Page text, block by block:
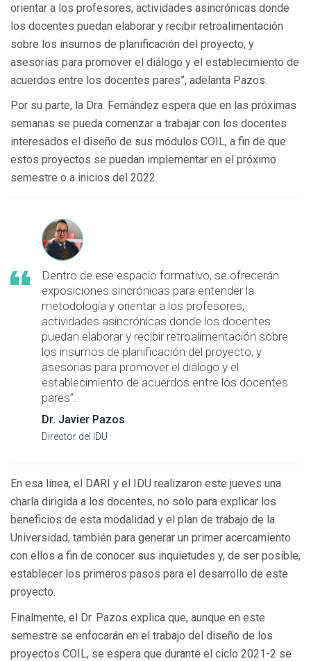
orientar a los profesores, actividades asincrónicas donde
los docentes puedan elaborar y recibir retroalimentación
sobre los insumos de planificación del proyecto, y
asesorías para promover el diálogo y el establecimiento de
acuerdos entre los docentes pares”, adelanta Pazos.
Por su parte, la Dra. Fernández espera que en las próximas
semanas se pueda comenzar a trabajar con los docentes
interesados el diseño de sus módulos COIL, a fin de que
estos proyectos se puedan implementar en el próximo
semestre o a inicios del 2022.
Dentro de ese espacio formativo, se ofrecerán
exposiciones sincrónicas para entender la
metodología y orientar a los profesores,
actividades asincrónicas donde los docentes
puedan elaborar y recibir retroalimentación sobre
los insumos de planificación del proyecto, y
asesorías para promover el diálogo y el
establecimiento de acuerdos entre los docentes
pares”.
Dr. Javier Pazos
Director del IDU
En esa línea, el DARI y el IDU realizaron este jueves una
charla dirigida a los docentes, no solo para explicar los
beneficios de esta modalidad y el plan de trabajo de la
Universidad, también para generar un primer acercamiento
con ellos a fin de conocer sus inquietudes y, de ser posible,
establecer los primeros pasos para el desarrollo de este
proyecto.
Finalmente, el Dr. Pazos explica que, aunque en este
semestre se enfocarán en el trabajo del diseño de los
proyectos COIL, se espera que durante el ciclo 2021-2 se